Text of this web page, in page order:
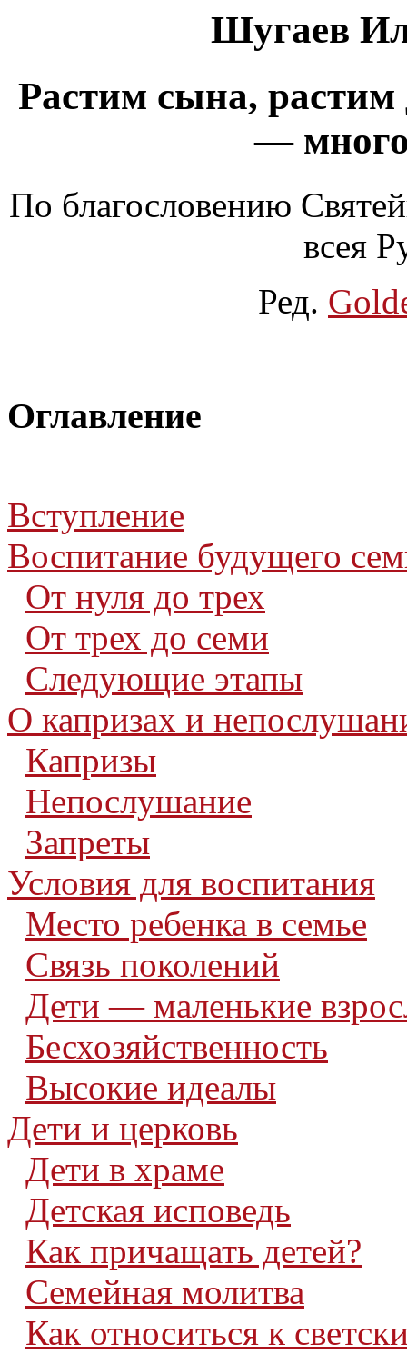
Шугаев
Растим сына,
—
По благословению
всея
Ред.
Оглавление
Вступление
Воспитание будущего
От нуля до трех
От трех до семи
Следующие этапы
О капризах и
Капризы
Непослушание
Запреты
Условия для воспитания
Место ребенка в семье
Связь поколений
Дети — маленькие
Бесхозяйственность
Высокие идеалы
Дети и церковь
Дети в храме
Детская исповедь
Как причащать детей?
Семейная молитва
Как относиться к